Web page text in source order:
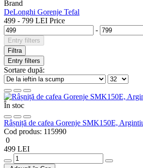
Brand
DeLonghi Gorenje Tefal
499 - 799 LEI Price
-
Entry filters
Filtra
Entry filters
Sortare după:
În stoc
Râșniță de cafea Gorenje SMK150E,
Cod produs: 115990
0
499 LEI